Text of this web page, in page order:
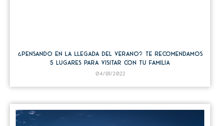
¿Pensando en la llegada del verano? Te recomendamos
5 lugares para visitar con tu familia
04/01/2022